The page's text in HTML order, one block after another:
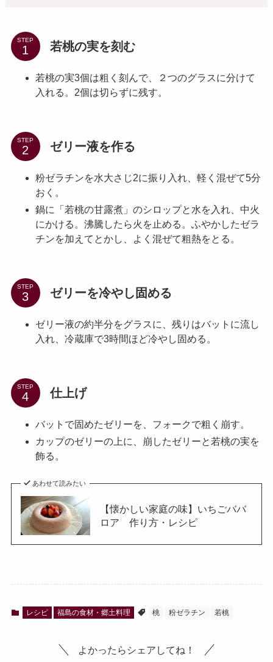
STEP 若桃の実を刻む
若桃の実3個は粗く刻んで、２つのグラスに分けて
入れる。2個は切らずに残す。
STEP ゼリー液を作る
粉ゼラチンを水大さじ2に振り入れ、軽く混ぜて5分
おく。
鍋に「若桃の甘露煮」のシロップと水を入れ、中火
にかける。沸騰したら火を止める。ふやかしたゼラ
チンを加えてとかし、よく混ぜて粗熱をとる。
STEP ゼリーを冷やし固める
ゼリー液の約半分をグラスに、残りはバットに流し
入れ、冷蔵庫で3時間ほど冷やし固める。
STEP 仕上げ
バットで固めたゼリーを、フォークで粗く崩す。
カップのゼリーの上に、崩したゼリーと若桃の実を
飾る。
あわせて読みたい
【懐かしい家庭の味】いちごババ
ロア 作り方・レシピ
レシピ 福島の食材・郷土料理 桃 粉ゼラチン 若桃
よかったらシェアしてね！